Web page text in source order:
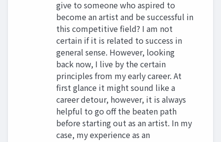
give to someone who aspired to
become an artist and be successful in
this competitive field? I am not
certain if it is related to success in
general sense. However, looking
back now, I live by the certain
principles from my early career. At
first glance it might sound like a
career detour, however, it is always
helpful to go off the beaten path
before starting out as an artist. In my
case, my experience as an